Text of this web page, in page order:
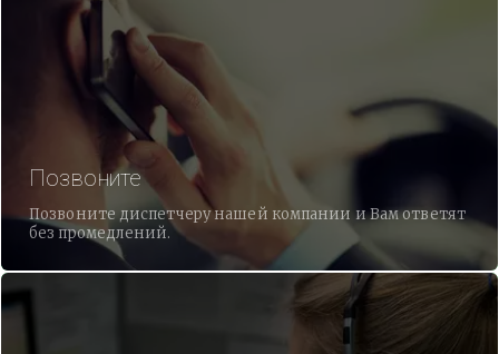
Позвоните
Позвоните диспетчеру нашей компании и Вам ответят
без промедлений.